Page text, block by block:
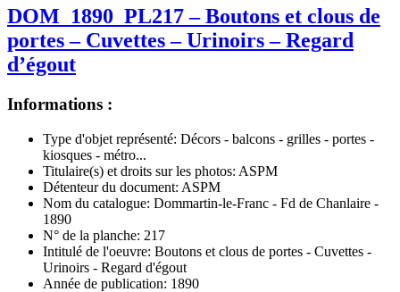
DOM_1890_PL217 – Boutons et clous de
portes – Cuvettes – Urinoirs – Regard
d’égout
Informations :
Type d'objet représenté: Décors - balcons - grilles - portes -
kiosques - métro...
Titulaire(s) et droits sur les photos: ASPM
Détenteur du document: ASPM
Nom du catalogue: Dommartin-le-Franc - Fd de Chanlaire -
1890
N° de la planche: 217
Intitulé de l'oeuvre: Boutons et clous de portes - Cuvettes -
Urinoirs - Regard d'égout
Année de publication: 1890